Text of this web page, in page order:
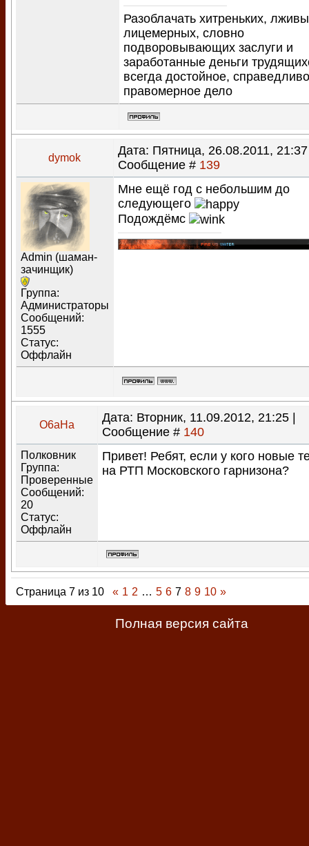
Разоблачать хитреньких,
лицемерных, словно
подворовывающих заслуги и
заработанные деньги
всегда достойное,
правомерное дело
dymok
Дата: Пятница, 26.08.2011,
Сообщение # 139
Admin (шаман-
зачинщик)
Группа:
Администраторы
Сообщений:
1555
Статус:
Оффлайн
Мне ещё год с небольшим до
следующего
Подождёмс
O6aHa
Дата: Вторник, 11.09.2012, 21:25 |
Сообщение # 140
Полковник
Группа:
Проверенные
Сообщений:
20
Статус:
Оффлайн
Привет! Ребят, если у кого новые
на РТП Московского гарнизона?
Страница 7 из 10 « 1 2 … 5 6 7 8 9 10 »
Полная версия сайта